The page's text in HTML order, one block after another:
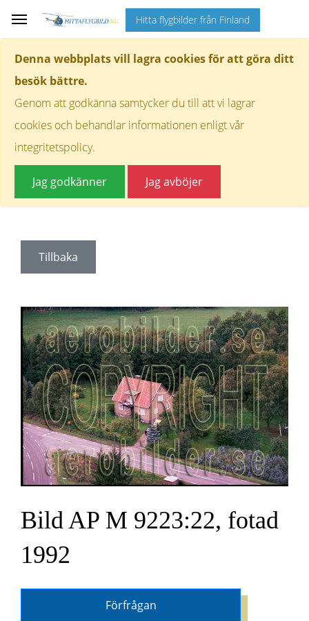
Denna webbplats vill lagra cookies för att göra ditt
besök bättre.
Genom att godkänna samtycker du till att vi lagrar
cookies och behandlar informationen enligt vår
integritetspolicy.
Jag godkänner Jag avböjer
Hitta flygbilder från Finland
Tillbaka
Bild AP M 9223:22, fotad
1992
Förfrågan